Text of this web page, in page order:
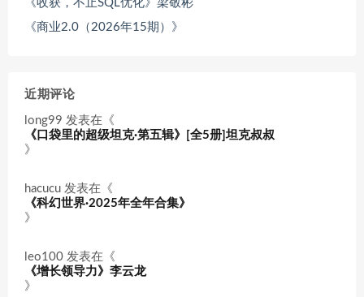
《收获，不止SQL优化》梁敬彬
《商业2.0（2026年15期）》
近期评论
long99 发表在《
《口袋里的超级坦克·第五辑》[全5册]坦克叔叔
》
hacucu 发表在《
《科幻世界·2025年全年合集》
》
leo100 发表在《
《增长领导力》李云龙
》